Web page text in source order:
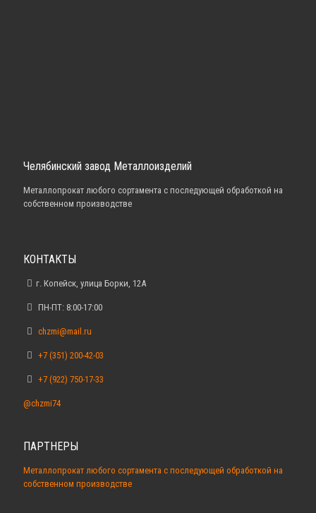
Челябинский завод Металлоизделий
Металлопрокат любого сортамента с последующей обработкой на
собственном производстве
КОНТАКТЫ
г. Копейск, улица Борки, 12А
ПН-ПТ: 8:00-17:00
chzmi@mail.ru
+7 (351) 200-42-03
+7 (922) 750-17-33
@chzmi74
ПАРТНЕРЫ
Металлопрокат любого сортамента с последующей обработкой на
собственном производстве